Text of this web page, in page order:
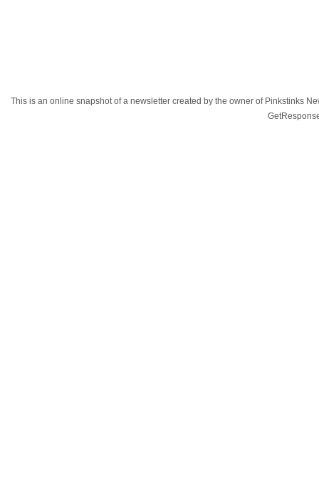
This is an online snapshot of a newsletter created by the owner of Pinkstinks